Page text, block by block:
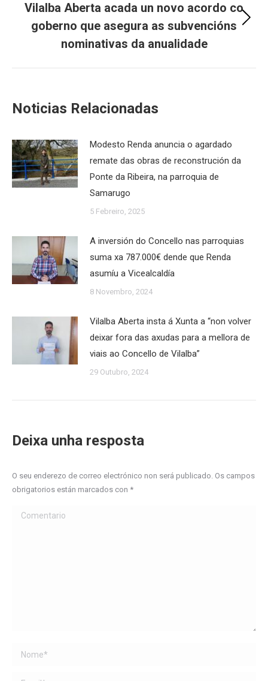
Next
post:
Vilalba Aberta acada un novo acordo co
goberno que asegura as subvencións
nominativas da anualidade
Noticias Relacionadas
Modesto Renda anuncia o agardado
remate das obras de reconstrución da
Ponte da Ribeira, na parroquia de
Samarugo
5 Febreiro, 2025
A inversión do Concello nas parroquias
suma xa 787.000€ dende que Renda
asumíu a Vicealcaldía
8 Novembro, 2024
Vilalba Aberta insta á Xunta a “non volver
deixar fora das axudas para a mellora de
viais ao Concello de Vilalba”
29 Outubro, 2024
Deixa unha resposta
O seu enderezo de correo electrónico non será publicado. Os campos
obrigatorios están marcados con *
Comentario
Name *